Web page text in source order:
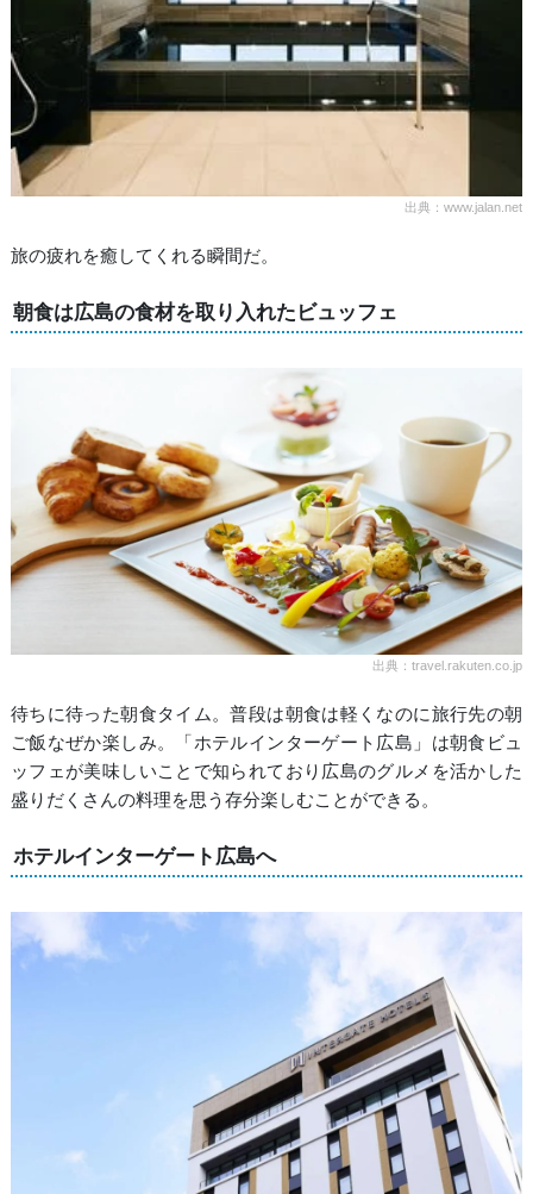
出典：www.jalan.net
旅の疲れを癒してくれる瞬間だ。
朝食は広島の食材を取り入れたビュッフェ
出典：travel.rakuten.co.jp
待ちに待った朝食タイム。普段は朝食は軽くなのに旅行先の朝
ご飯なぜか楽しみ。「ホテルインターゲート広島」は朝食ビュ
ッフェが美味しいことで知られており広島のグルメを活かした
盛りだくさんの料理を思う存分楽しむことができる。
ホテルインターゲート広島へ